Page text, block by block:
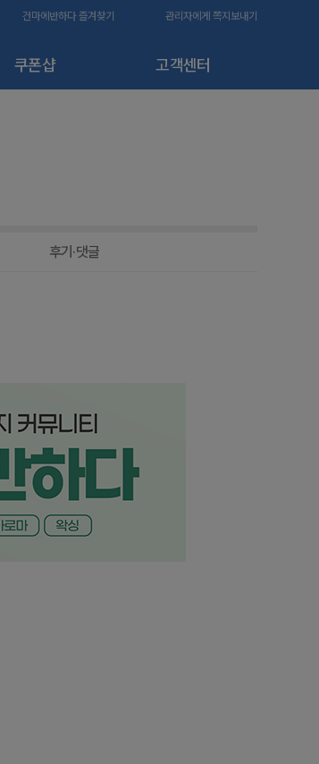
쿠폰샵 고객센터
건마에반하다 즐겨찾기 관리자에게 쪽지보내기
후기·댓글